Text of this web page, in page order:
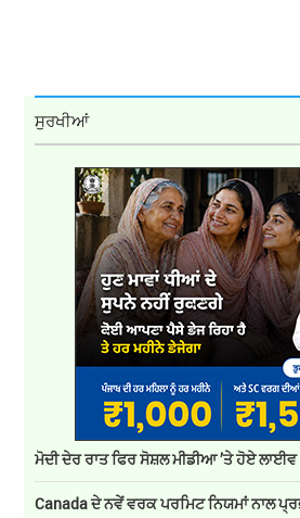
ਸੁਰਖੀਆਂ
ਮੋਦੀ ਦੇਰ ਰਾਤ ਫਿਰ ਸੋਸ਼ਲ ਮੀਡੀਆ ’ਤੇ ਹੋਏ ਲਾਈਵ
Canada ਦੇ ਨਵੇਂ ਵਰਕ ਪਰਮਿਟ ਨਿਯਮਾਂ ਨਾਲ